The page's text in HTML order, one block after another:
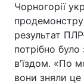
Спорт
Техно і
Чорногорії
результат
потрібно
в'їздом. «По
вони зняли